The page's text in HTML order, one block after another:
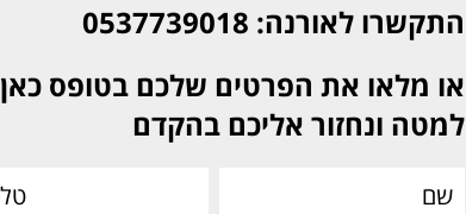
התקשרו לאורנה: 0537739018
או מלאו את הפרטים שלכם בטופס כאן
למטה ונחזור אליכם בהקדם